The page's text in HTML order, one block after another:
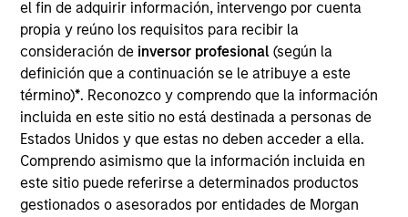
el fin de adquirir información, intervengo por cuenta
propia y reúno los requisitos para recibir la
consideración de inversor profesional(según la
definición que a continuación se le atribuye a este
término)*. Reconozco y comprendo que la información
incluida en este sitio no está destinada a personas de
Estados Unidos y que estas no deben acceder a ella.
Comprendo asimismo que la información incluida en
este sitio puede referirse a determinados productos
gestionados o asesorados por entidades de Morgan
Private Markets Perspectives Q2
Webinar
03-JUN-2026
In this quarter’s webinar, our investment
leaders provided an update on the signals